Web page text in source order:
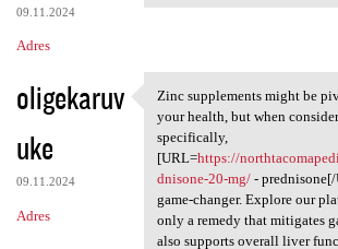
09.11.2024
Adres
oligekaruv
uke
09.11.2024
Adres
Zinc supplements
Zinc supplements might be
your health, but when
specifically,
[URL=https://
dnisone-20-mg/- prednisone[/
game-changer. Explore our
only a remedy that mitigates
also supports overall liver